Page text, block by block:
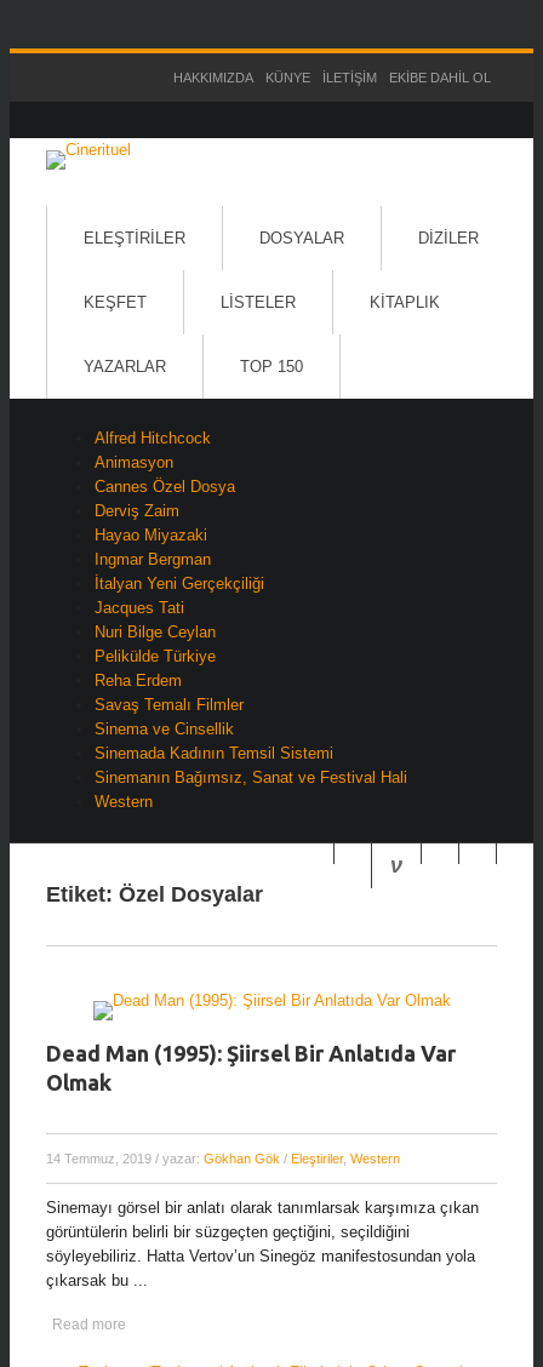
HAKKIMIZDA KÜNYE İLETIŞIM EKIBE DAHIL OL
ELEŞTIRILER DOSYALAR DIZILER
KEŞFET LISTELER KITAPLIK
YAZARLAR TOP 150
Alfred Hitchcock
Animasyon
Cannes Özel Dosya
Derviş Zaim
Hayao Miyazaki
Ingmar Bergman
İtalyan Yeni Gerçekçiliği
Jacques Tati
Nuri Bilge Ceylan
Pelikülde Türkiye
Reha Erdem
Savaş Temalı Filmler
Sinema ve Cinsellik
Sinemada Kadının Temsil Sistemi
Sinemanın Bağımsız, Sanat ve Festival Hali
Western
Etiket: Özel Dosyalar
Dead Man (1995): Şiirsel Bir Anlatıda Var
Olmak
14 Temmuz, 2019 / yazar: Gökhan Gök / Eleştiriler, Western
Sinemayı görsel bir anlatı olarak tanımlarsak karşımıza çıkan
görüntülerin belirli bir süzgeçten geçtiğini, seçildiğini
söyleyebiliriz. Hatta Vertov’un Sinegöz manifestosundan yola
çıkarsak bu ...
Read more